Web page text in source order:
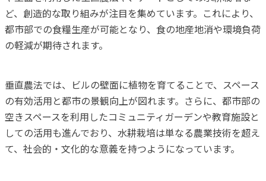
ど、創造的な取り組みが注目を集めています。これにより、
都市部での食糧生産が可能となり、食の地産地消や環境負荷
の軽減が期待されます。
垂直農法では、ビルの壁面に植物を育てることで、スペース
の有効活用と都市の景観向上が図れます。さらに、都市部の
空きスペースを利用したコミュニティガーデンや教育施設と
しての活用も進んでおり、水耕栽培は単なる農業技術を超え
て、社会的・文化的な意義を持つようになっています。